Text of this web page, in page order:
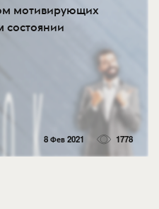
мотивирующих
состоянии
8 Фев 2021 1778